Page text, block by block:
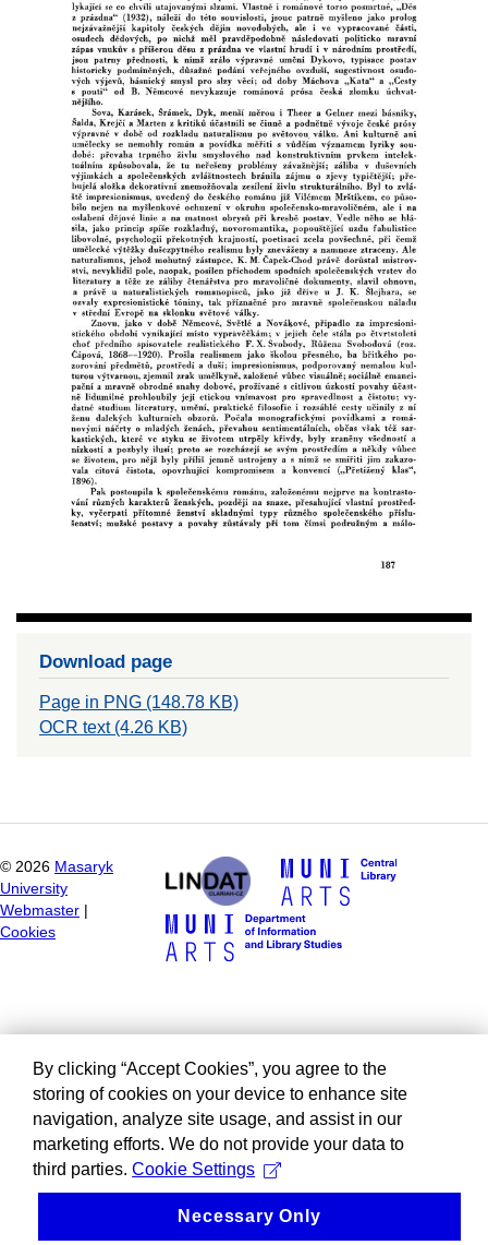
Download page
Page in PNG (148.78 KB)
OCR text (4.26 KB)
© 2026 Masaryk
University
Webmaster
Cookies
By clicking “Accept Cookies”, you agree to the
storing of cookies on your device to enhance site
navigation, analyze site usage, and assist in our
marketing efforts. We do not provide your data to
third parties. Cookie Settings
Necessary Only